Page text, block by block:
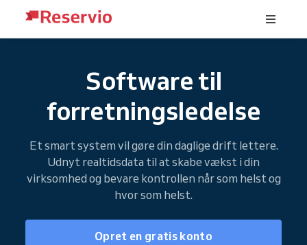
Software til
forretningsledelse
Et smart system vil gøre din daglige drift lettere.
Udnyt realtidsdata til at skabe vækst i din
virksomhed og bevare kontrollen når som helst og
hvor som helst.
Opret en gratis konto